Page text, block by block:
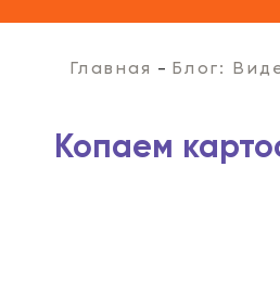
Главная Блог:
Копаем